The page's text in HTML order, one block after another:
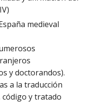
medieval
y doctorandos).
a la traducción
código y tratado